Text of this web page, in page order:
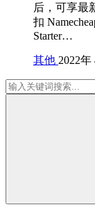
后，可享最
扣
Starter…
其他 2022年